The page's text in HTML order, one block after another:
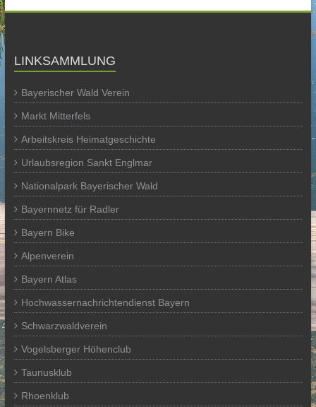
LINKSAMMLUNG
Bayerischer Wald Verein
Markt Mitterfels
Arbeitskreis Heimatgeschichte
Urlaubsregion Sankt Englmar
Nationalpark Bayerischer Wald
Bayernnetz für Radler
Bayern Bike
Alpenverein
Bayern Atlas
Hochwassernachrichtendienst Bayern
Schwarzwaldverein
Vogelsberger Höhenclub
Taunusklub
Rhoenklub